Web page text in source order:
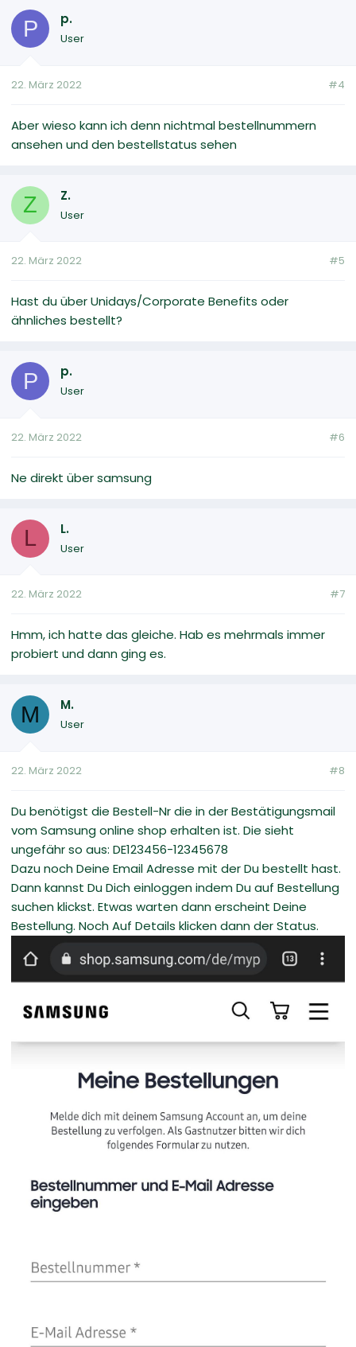
P p.
User
22. März 2022 #4
Aber wieso kann ich denn nichtmal bestellnummern
ansehen und den bestellstatus sehen
Z Z.
User
22. März 2022 #5
Hast du über Unidays/Corporate Benefits oder
ähnliches bestellt?
P p.
User
22. März 2022 #6
Ne direkt über samsung
L L.
User
22. März 2022 #7
Hmm, ich hatte das gleiche. Hab es mehrmals immer
probiert und dann ging es.
M M.
User
22. März 2022 #8
Du benötigst die Bestell-Nr die in der Bestätigungsmail
vom Samsung online shop erhalten ist. Die sieht
ungefähr so aus: DE123456-12345678
Dazu noch Deine Email Adresse mit der Du bestellt hast.
Dann kannst Du Dich einloggen indem Du auf Bestellung
suchen klickst. Etwas warten dann erscheint Deine
Bestellung. Noch Auf Details klicken dann der Status.